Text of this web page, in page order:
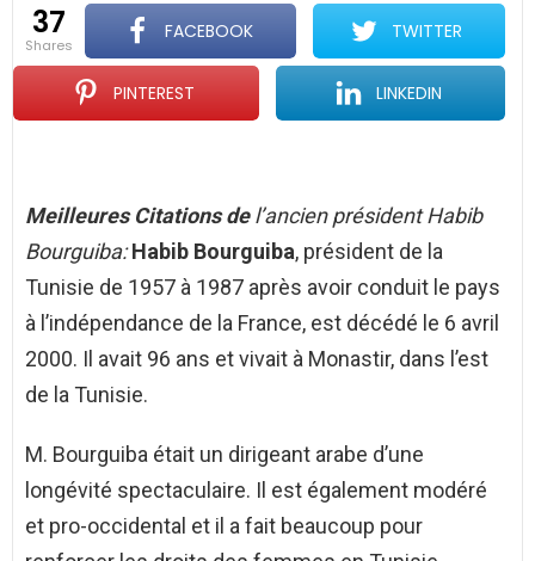
37
shares
FACEBOOK TWITTER
PINTEREST LINKEDIN
Meilleures Citations del’ancien président Habib
Bourguiba: Habib Bourguiba, président de la
Tunisie de 1957 à 1987 après avoir conduit le pays
à l’indépendance de la France, est décédé le 6 avril
2000. Il avait 96 ans et vivait à Monastir, dans l’est
de la Tunisie.
M. Bourguiba était un dirigeant arabe d’une
longévité spectaculaire. Il est également modéré
et pro-occidental et il a fait beaucoup pour